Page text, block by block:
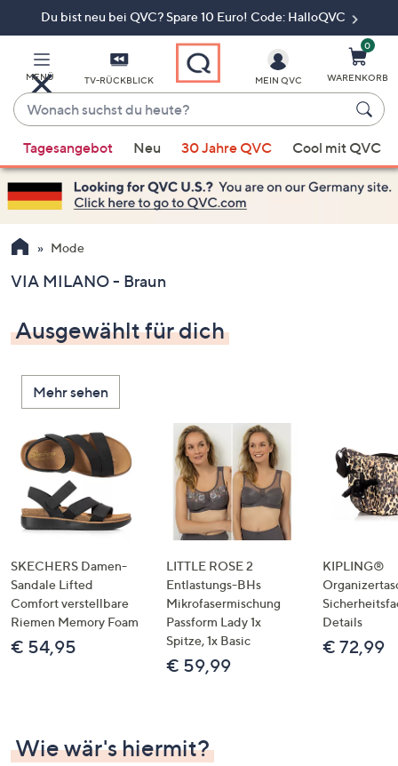
Du bist neu bei QVC? Spare 10 Euro! Code: HalloQVC
MENÜ TV-RÜCKBLICK
Wonach
suchst
du
heute?
Vorschläge
verfügbar
sind,
verwenden
Sie
Pfeiltasten
oben
und
nach
unten
oder
wischen
Sie
Touch-
Geräten
links
bzw.
rechts,
um
diese
MEIN QVC
0
WARENKORB
Tagesangebot Neu 30 Jahre QVC Cool mit QVC
Mode
VIA MILANO - Braun
Ausgewählt für dich
Mehr sehen
SKECHERS Damen-
Sandale Lifted
Comfort verstellbare
Riemen Memory Foam
€ 54,95
LITTLE ROSE 2
Entlastungs-BHs
Mikrofasermischung
Passform Lady 1x
Spitze, 1x Basic
€ 59,99
KIPLING®
Details
€ 72,99
Wie wär's hiermit?